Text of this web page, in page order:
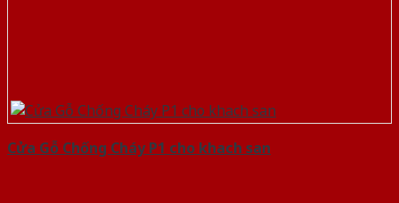
Cửa Gỗ Chống Cháy P1 cho khach san